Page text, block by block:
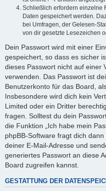
Schließlich erfordern einzelne
Daten gespeichert werden.
bei Umfragen, der Gelesen-
von dir gesetzte Lesezeichen
Dein Passwort wird mit einer
gespeichert, so dass es sicher
dieses Passwort nicht auf einer
verwenden. Das Passwort ist
Benutzerkonto für das Board,
Insbesondere wird dich kein
Limited oder ein Dritter
fragen. Solltest du dein
die Funktion „Ich habe mein
phpBB-Software fragt dich
deiner E-Mail-Adresse und
generiertes Passwort an diese
Board zugreifen kannst.
GESTATTUNG DER